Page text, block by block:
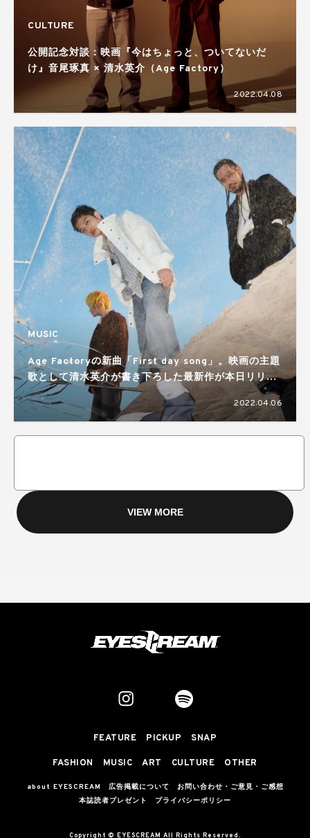
CULTURE
公開記念対談：映画『今はちょっと、ついてないだ
け』音尾琢真 × 清水英介（Age Factory）
2022.04.08
MUSIC
Age Factoryの新曲「First day song」。映画の主題
歌として清水英介が書き下ろした最新作が本日リリー
ス
2022.04.06
VIEW MORE
FEATURE PICKUP SNAP
FASHION MUSIC ART CULTURE OTHER
about EYESCREAM 広告掲載について
お問い合わせ・ご意見・ご感想
本誌読者プレゼント
プライバシーポリシー
Copyright © EYESCREAM All Rights Reserved.